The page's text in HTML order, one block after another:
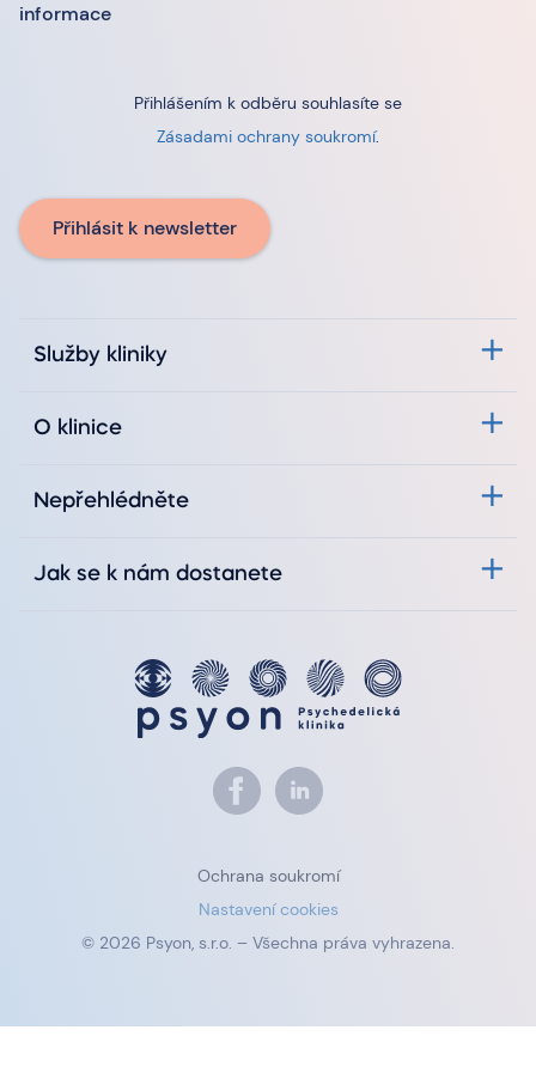
informace
Přihlášením k odběru souhlasíte se
Zásadami ochrany soukromí.
Přihlásit k newsletter
Služby kliniky
O klinice
Nepřehlédněte
Jak se k nám dostanete
Ochrana soukromí
Nastavení cookies
© 2026 Psyon, s.r.o. – Všechna práva vyhrazena.